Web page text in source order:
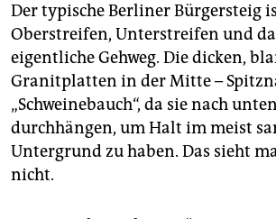
fragen & hilfe
unterstützen
abo
genossenschaft
epaper login
Der typische Berliner Bürgersteig
Oberstreifen, Unterstreifen und
eigentliche Gehweg. Die dicken,
Granitplatten in der Mitte –
„Schweinebauch“, da sie nach
durchhängen, um Halt im meist
Untergrund zu haben. Das sieht
nicht.